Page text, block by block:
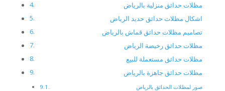
مظلات حدائق منزلية بالرياض
اشكال مظلات حدائق حديد الرياض
تصاميم مظلات حدائق قماش بالرياض
مظلات حدائق رخيصة الرياض
مظلات حدائق مستعملة للبيع
مظلات حدائق جاهزة بالرياض
صور لمظلات الحدائق بالرياض